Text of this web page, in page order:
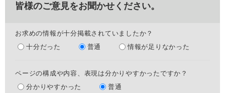
皆様のご意見をお聞かせください。
お求めの情報が十分掲載されていましたか？
十分だった
普通 情報が足りなかった
ページの構成や内容、表現は分かりやすかったですか？
分かりやすかった
普通